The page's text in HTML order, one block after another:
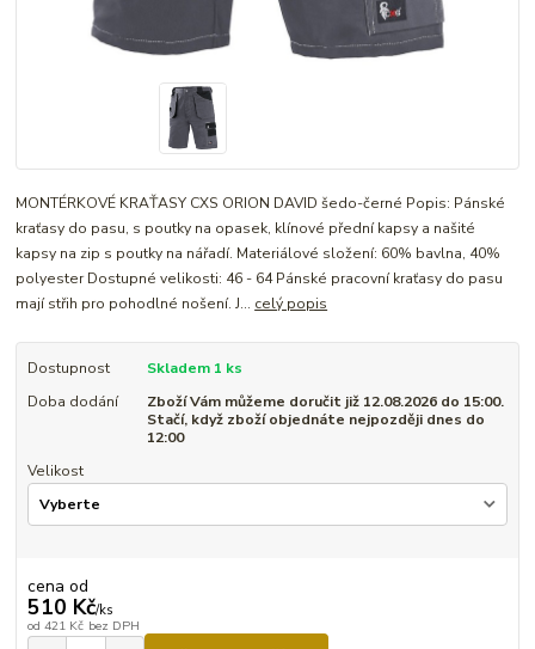
MONTÉRKOVÉ KRAŤASY CXS ORION DAVID šedo-černé Popis: Pánské
kraťasy do pasu, s poutky na opasek, klínové přední kapsy a našité
kapsy na zip s poutky na nářadí. Materiálové složení: 60% bavlna, 40%
polyester Dostupné velikosti: 46 - 64 Pánské pracovní kraťasy do pasu
mají střih pro pohodlné nošení. J... celý popis
Dostupnost
Skladem 1 ks
Doba dodání
Zboží Vám můžeme doručit již 12.08.2026 do 15:00.
Stačí, když zboží objednáte nejpozději dnes do
12:00
Velikost
cena od
510 Kč/ks
od 421 Kč bez DPH